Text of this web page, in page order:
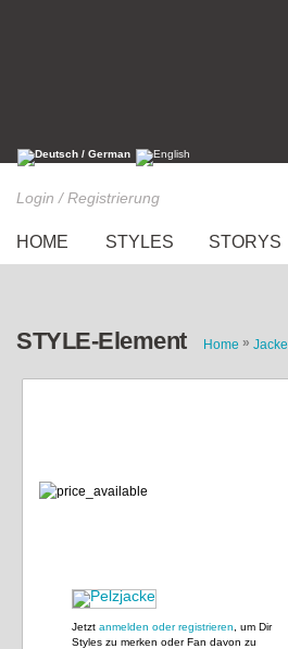
Login / Registrierung
HOME STYLES STORYS
STYLE-Element Home » Jacke
Jetzt anmelden oder registrieren , um Dir
Styles zu merken oder Fan davon zu